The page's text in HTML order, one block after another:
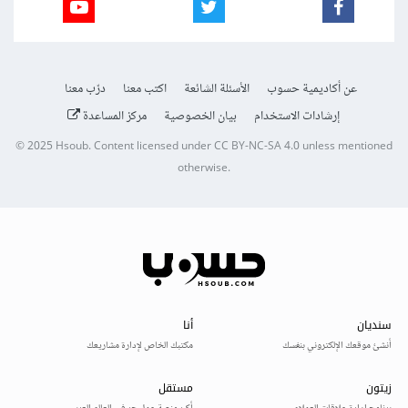
عن أكاديمية حسوب الأسئلة الشائعة اكتب معنا
درّب معنا
إرشادات الاستخدام
بيان الخصوصية مركز المساعدة
© 2025Hsoub.Content licensed underCC BY-NC-SA 4.0unless mentioned
otherwise.